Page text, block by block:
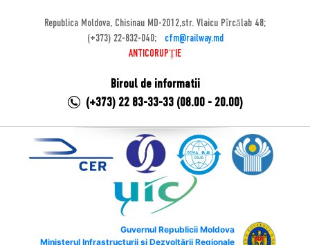
Republica Moldova, Chisinau MD-2012,str. Vlaicu Pîrcălab 48;
(+373) 22-832-040;
cfm@railway.md
ANTICORUPȚIE
Biroul de informatii
(+373) 22 83-33-33 (08.00 - 20.00)
Guvernul Republicii Moldova
Ministerul Infrastructurii și Dezvoltării Regionale